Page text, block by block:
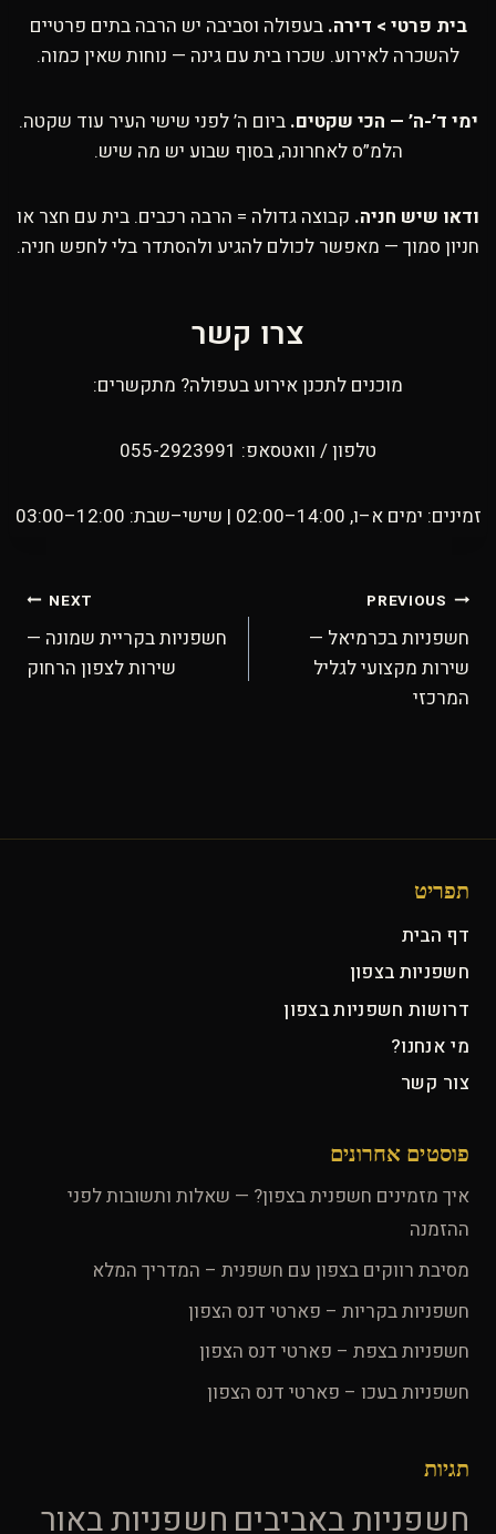
בית פרטי > דירה. בעפולה וסביבה יש הרבה בתים פרטיים
להשכרה לאירוע. שכרו בית עם גינה — נוחות שאין כמוה.
ימי ד’-ה’ — הכי שקטים. ביום ה’ לפני שישי העיר עוד שקטה.
הלמ”ס לאחרונה, בסוף שבוע יש מה שיש.
ודאו שיש חניה. קבוצה גדולה = הרבה רכבים. בית עם חצר או
חניון סמוך — מאפשר לכולם להגיע ולהסתדר בלי לחפש חניה.
צרו קשר
מוכנים לתכנן אירוע בעפולה? מתקשרים:
טלפון / וואטסאפ: 055-2923991
זמינים: ימים א–ו, 14:00–02:00 | שישי–שבת: 12:00–03:00
ניווט
PREVIOUS
חשפניות בכרמיאל —
שירות מקצועי לגליל
המרכזי
NEXT
חשפניות בקריית שמונה —
שירות לצפון הרחוק
תפריט
דף הבית
חשפניות בצפון
דרושות חשפניות בצפון
מי אנחנו?
צור קשר
פוסטים אחרונים
איך מזמינים חשפנית בצפון? — שאלות ותשובות לפני
ההזמנה
מסיבת רווקים בצפון עם חשפנית – המדריך המלא
חשפניות בקריות – פארטי דנס הצפון
חשפניות בצפת – פארטי דנס הצפון
חשפניות בעכו – פארטי דנס הצפון
תגיות
חשפניות באביבים חשפניות באור